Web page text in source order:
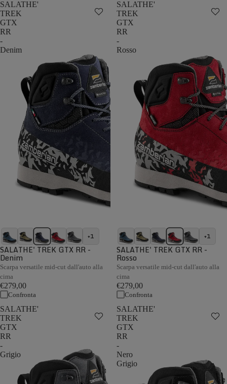
SALATHE'
TREK
GTX
RR
-
Denim
+1
SALATHE' TREK GTX RR -
Denim
Scarpa versatile mid-cut dall'auto alla
cima
€279,00
Confronta
SALATHE'
TREK
GTX
RR
-
Rosso
+1
SALATHE' TREK GTX RR -
Rosso
Scarpa versatile mid-cut dall'auto alla
cima
€279,00
Confronta
SALATHE'
TREK
GTX
RR
-
Grigio
SALATHE'
TREK
GTX
RR
-
Nero
Grigio